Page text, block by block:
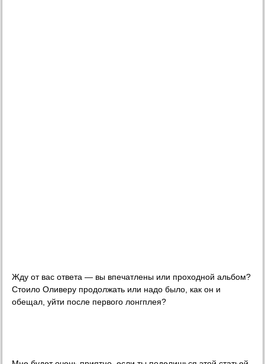
Жду от вас ответа — вы впечатлены или проходной альбом?
Стоило Оливеру продолжать или надо было, как он и
обещал, уйти после первого лонгплея?